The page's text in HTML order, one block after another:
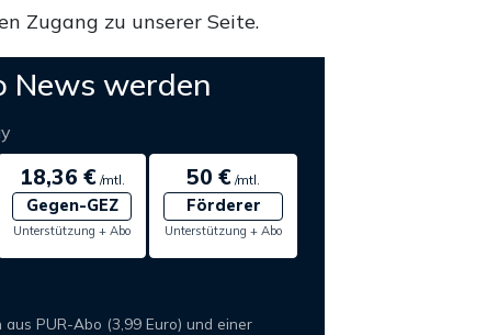
Zugang zu unserer Seite.
News werden
18,36 €/mtl.
Gegen-GEZ
Unterstützung + Abo
50 € /mtl.
Förderer
Unterstützung + Abo
PUR-Abo (3,99 Euro) und einer